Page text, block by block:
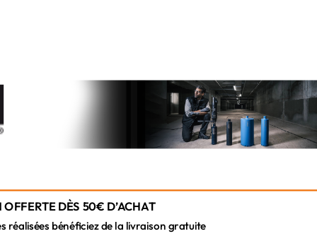
DÈS 50€ D’ACHAT
réalisées bénéficiez de la livraison gratuite